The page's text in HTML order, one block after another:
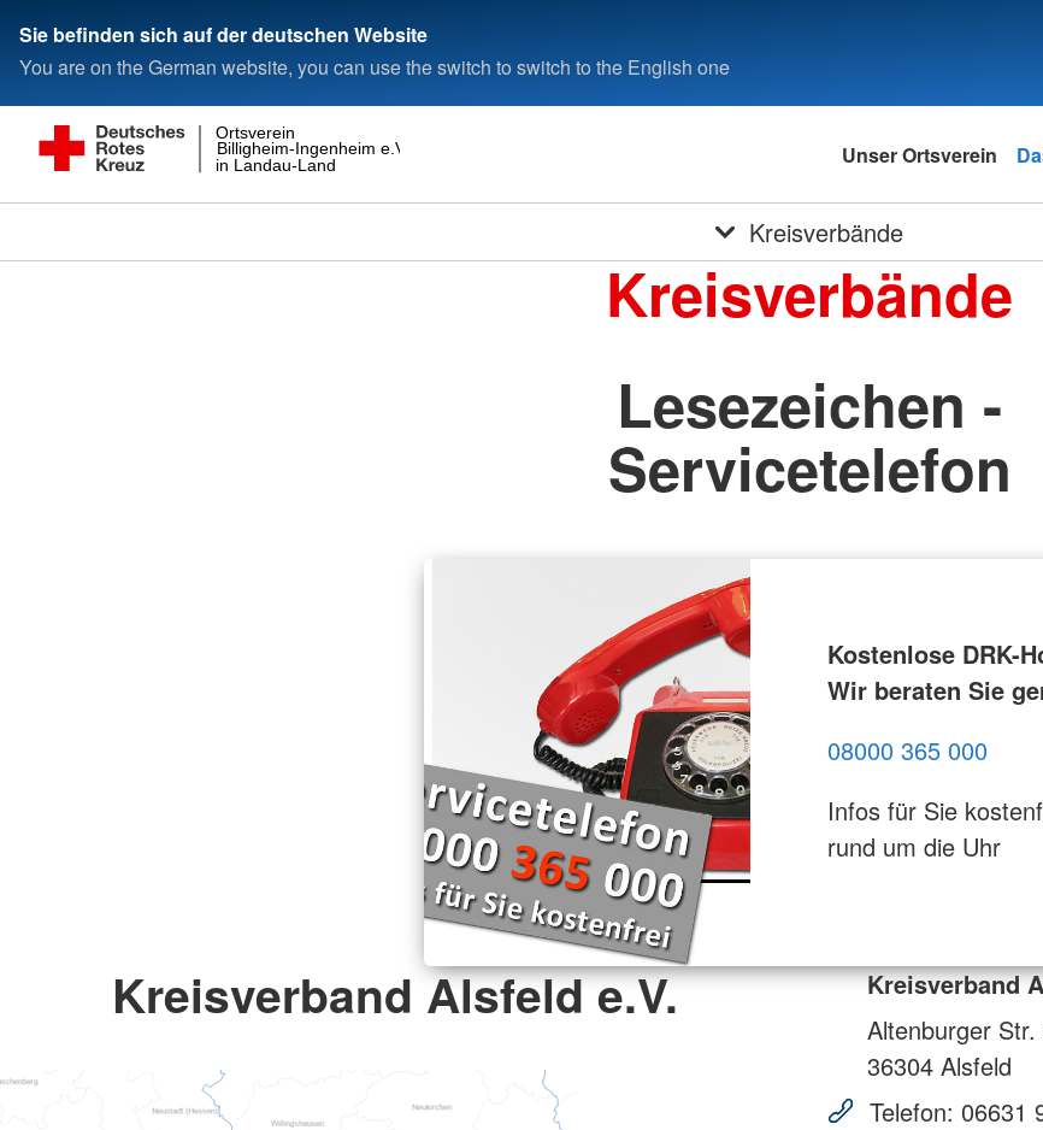
Sie befinden sich auf der deutschen Website
You are on the German website, you can use the switch to switch to the English one
in Landau-Land
Billigheim-Ingenheim e.V.
Ortsverein
Unser Ortsverein
Kreisverbände
Kreisverbände
Lesezeichen -
Servicetelefon
Kostenlose DRK-
Wir beraten Sie
08000 365 000
Infos für Sie
rund um die Uhr
Kreisverband Alsfeld e.V.
Kreisverband
Altenburger
36304 Alsfeld
Telefon: 06631